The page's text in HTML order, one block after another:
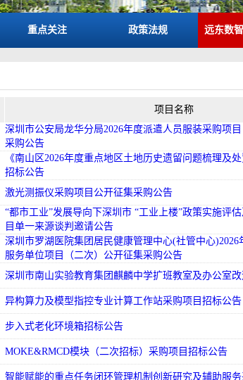
重点关注 政策法规 远东数
项目名称
深圳市公安局龙华分局2026年度派遣人员服装采购项
采购公告
《南山区2026年度重点地区土地历史遗留问题梳理及
招标公告
激光测振仪采购项目公开征集采购公告
“都市工业”发展导向下深圳市 “工业上楼”政策实施评
目单一来源谈判邀请公告
深圳市罗湖医院集团居民健康管理中心(社管中心)2026
服务单位项目（二次）公开征集采购公告
深圳市南山实验教育集团麒麟中学扩班教室及办公室
异构算力及模型指控专业计算工作站采购项目招标公告
步入式老化环境箱招标公告
MOKE&RMCD模块（二次招标）采购项目招标公告
智能赋能的重点任务闭环管理机制创新研究及辅助服